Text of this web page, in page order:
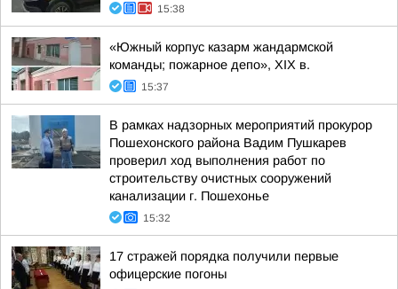
15:38
«Южный корпус казарм жандармской
команды; пожарное депо», XIX в.
15:37
В рамках надзорных мероприятий прокурор
Пошехонского района Вадим Пушкарев
проверил ход выполнения работ по
строительству очистных сооружений
канализации г. Пошехонье
15:32
17 стражей порядка получили первые
офицерские погоны